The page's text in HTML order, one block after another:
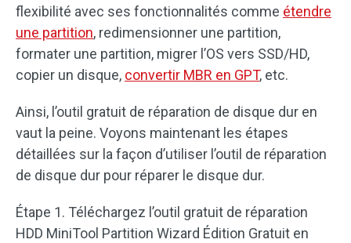
flexibilité avec ses fonctionnalités comme étendre
une partition, redimensionner une partition,
formater une partition, migrer l’OS vers SSD/HD,
copier un disque, convertir MBR en GPT, etc.
Ainsi, l’outil gratuit de réparation de disque dur en
vaut la peine. Voyons maintenant les étapes
détaillées sur la façon d’utiliser l’outil de réparation
de disque dur pour réparer le disque dur.
Étape 1. Téléchargez l’outil gratuit de réparation
HDD MiniTool Partition Wizard Édition Gratuit en